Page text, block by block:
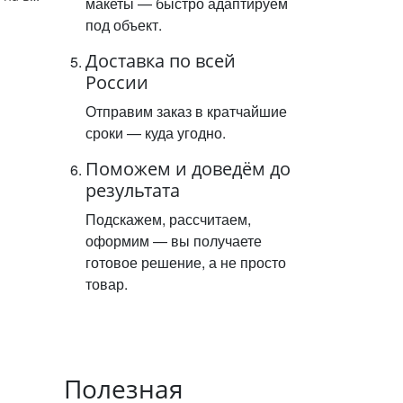
под объект.
Доставка по всей
России
Отправим заказ в кратчайшие
сроки — куда угодно.
Поможем и доведём до
результата
Подскажем, рассчитаем,
оформим — вы получаете
готовое решение, а не просто
товар.
Полезная